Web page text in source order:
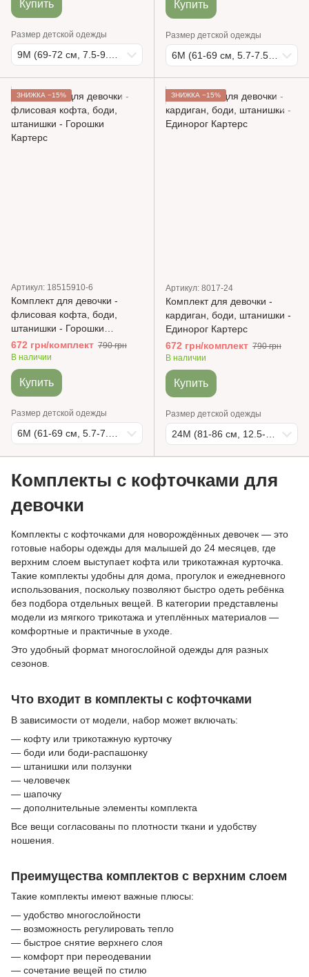
Купить
Размер детской одежды
Купить
Размер детской одежды
ЗНИЖКА −15%
Артикул: 18515910-6
Комплект для девочки -
флисовая кофта, боди,
штанишки - Горошки
Картерс
672 грн/комплект 790 грн
В наличии
Купить
Размер детской одежды
ЗНИЖКА −15%
Артикул: 8017-24
Комплект для девочки -
кардиган, боди, штанишки -
Единорог Картерс
672 грн/комплект 790 грн
В наличии
Купить
Размер детской одежды
Комплекты с кофточками для
девочки
Комплекты с кофточками для новорождённых девочек — это
готовые наборы одежды для малышей до 24 месяцев, где
верхним слоем выступает кофта или трикотажная курточка.
Такие комплекты удобны для дома, прогулок и ежедневного
использования, поскольку позволяют быстро одеть ребёнка
без подбора отдельных вещей. В категории представлены
модели из мягкого трикотажа и утеплённых материалов —
комфортные и практичные в уходе.
Это удобный формат многослойной одежды для разных
сезонов.
Что входит в комплекты с кофточками
В зависимости от модели, набор может включать:
— кофту или трикотажную курточку
— боди или боди-распашонку
— штанишки или ползунки
— человечек
— шапочку
— дополнительные элементы комплекта
Все вещи согласованы по плотности ткани и удобству
ношения.
Преимущества комплектов с верхним слоем
Такие комплекты имеют важные плюсы:
— удобство многослойности
— возможность регулировать тепло
— быстрое снятие верхнего слоя
— комфорт при переодевании
— сочетание вещей по стилю